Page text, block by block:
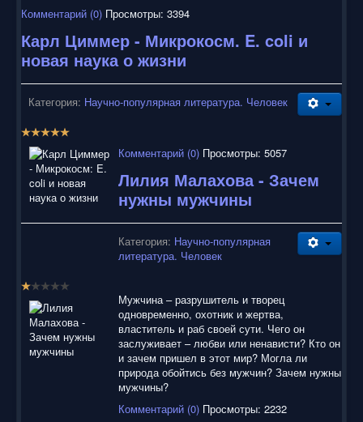
Комментарий (0) Просмотры: 3394
Карл Циммер - Микрокосм. E. coli и
новая наука о жизни
Категория: Научно-популярная литература. Человек
Р
/
Комментарий (0) Просмотры: 5057
Лилия Малахова - Зачем
нужны мужчины
Категория: Научно-популярная
литература. Человек
Р
Мужчина – разрушитель и творец
одновременно, охотник и жертва,
властитель и раб своей сути. Чего он
заслуживает – любви или ненависти? Кто он
и зачем пришел в этот мир? Могла ли
природа обойтись без мужчин? Зачем нужны
мужчины?
Комментарий (0) Просмотры: 2232